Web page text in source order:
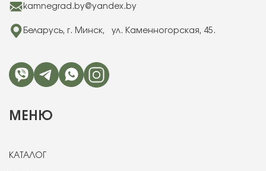
kamnegrad.by@yandex.by
Беларусь, г. Минск, ул. Каменногорская, 45.
МЕНЮ
КАТАЛОГ